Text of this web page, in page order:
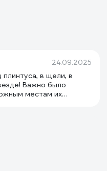
24.09.2025
в щели, в
Важно было
местам их
меня поразил! Уже
дохлых
А через пару дней
Рекомендую